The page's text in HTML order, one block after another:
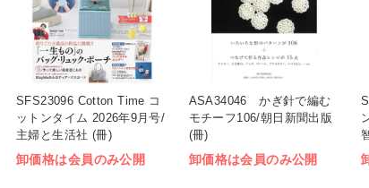
SFS23096 Cotton Time コ
ットンタイム 2026年9月号/
主婦と生活社 (冊)
卸価格は会員のみ公開
ASA34046 かぎ針で編む
モチーフ106/朝日新聞出版
(冊)
卸価格は会員のみ公開